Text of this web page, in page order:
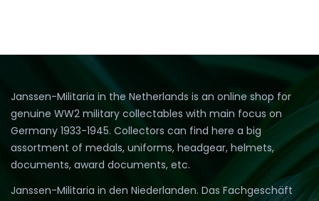
Janssen-Militaria in the Netherlands is an online shop for
genuine WW2 military collectables with main focus on
Germany 1933-1945. Collectors can find here a big
assortment of medals, uniforms, headgear, helmets,
documents, award documents, etc.
Janssen-Militaria in den Niederlanden. Das Fachgeschäft